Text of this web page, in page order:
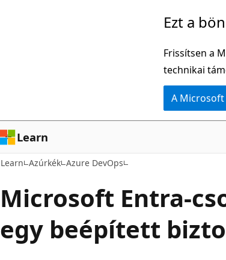
Ezt a
Frissítsen a
technikai
A
Learn
Learn Azúrkék Azure DevOps
Microsoft Entra-
egy beépített